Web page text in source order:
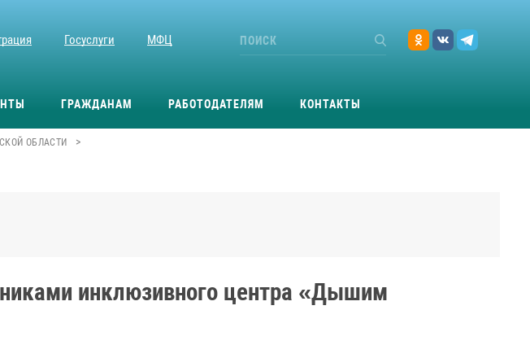
Госуслуги МФЦ
ГРАЖДАНАМ РАБОТОДАТЕЛЯМ КОНТАКТЫ
ОБЛАСТИ >
инклюзивного центра «Дышим